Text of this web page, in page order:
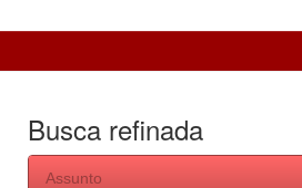
Busca refinada
Assunto